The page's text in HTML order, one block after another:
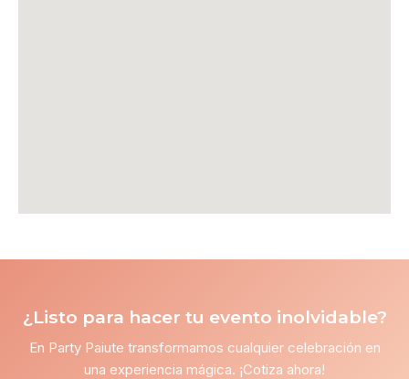
¿Listo para hacer tu evento inolvidable?
En Party Paiute transformamos cualquier celebración en
una experiencia mágica. ¡Cotiza ahora!